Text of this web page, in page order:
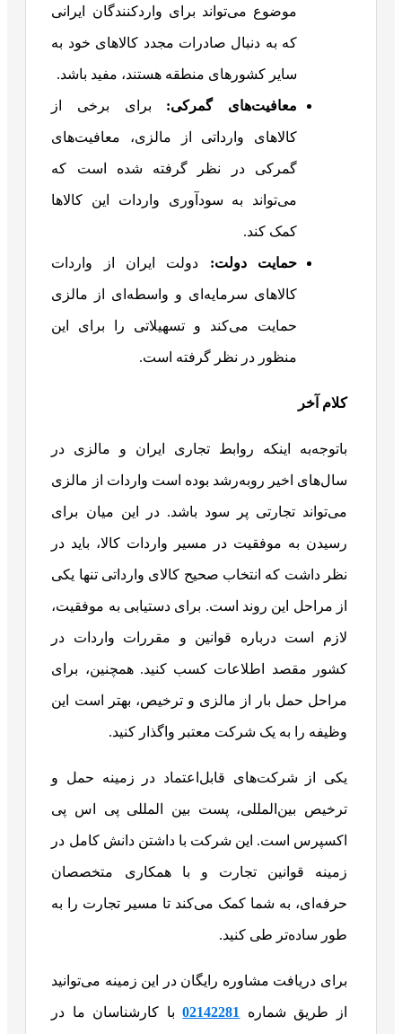
موضوع می‌تواند برای واردکنندگان ایرانی
که به دنبال صادرات مجدد کالاهای خود به
سایر کشورهای منطقه هستند، مفید باشد.
معافیت‌های گمرکی: برای برخی از
کالاهای وارداتی از مالزی، معافیت‌های
گمرکی در نظر گرفته شده است که
می‌تواند به سودآوری واردات این کالاها
کمک کند.
حمایت دولت: دولت ایران از واردات
کالاهای سرمایه‌ای و واسطه‌ای از مالزی
حمایت می‌کند و تسهیلاتی را برای این
منظور در نظر گرفته است.
کلام آخر
باتوجه‌به اینکه روابط تجاری ایران و مالزی در
سال‌های اخیر روبه‌رشد بوده است واردات از مالزی
می‌تواند تجارتی پر سود باشد. در این میان برای
رسیدن به موفقیت در مسیر واردات کالا، باید در
نظر داشت که انتخاب صحیح کالای وارداتی تنها یکی
از مراحل این روند است. برای دستیابی به موفقیت،
لازم است درباره قوانین و مقررات واردات در
کشور مقصد اطلاعات کسب کنید. همچنین، برای
مراحل حمل بار از مالزی و ترخیص، بهتر است این
وظیفه را به یک شرکت معتبر واگذار کنید.
یکی از شرکت‌های قابل‌اعتماد در زمینه حمل و
ترخیص بین‌المللی، پست بین‌ المللی پی اس پی
اکسپرس است. این شرکت با داشتن دانش کامل در
زمینه قوانین تجارت و با همکاری متخصصان
حرفه‌ای، به شما کمک می‌کند تا مسیر تجارت را به
طور ساده‌تر طی کنید.
برای دریافت مشاوره رایگان در این زمینه می‌توانید
از طریق شماره 02142281با کارشناسان ما در